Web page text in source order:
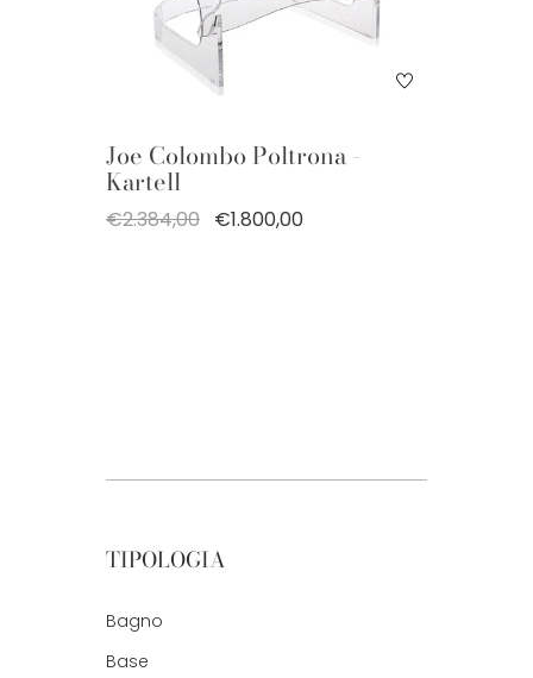
Joe Colombo Poltrona -
Kartell
€2.384,00 €1.800,00
TIPOLOGIA
Bagno
Base